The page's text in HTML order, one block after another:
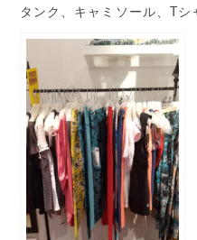
タンク、キャミソール、T